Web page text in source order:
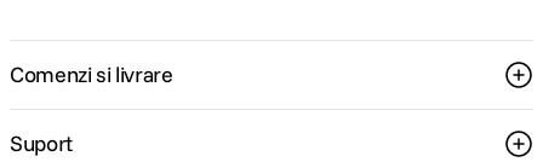
Comenzi si livrare
Suport